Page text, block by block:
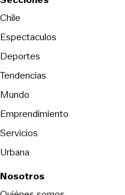
Chile
Espectaculos
Deportes
Tendencias
Mundo
Emprendimiento
Servicios
Urbana
Nosotros